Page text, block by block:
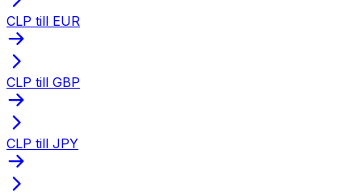
CLP till EUR
CLP till GBP
CLP till JPY